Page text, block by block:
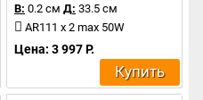
В: 0.2 см Д: 33.5 см
AR111 x 2 max 50W
Цена: 3 997 Р.
Купить